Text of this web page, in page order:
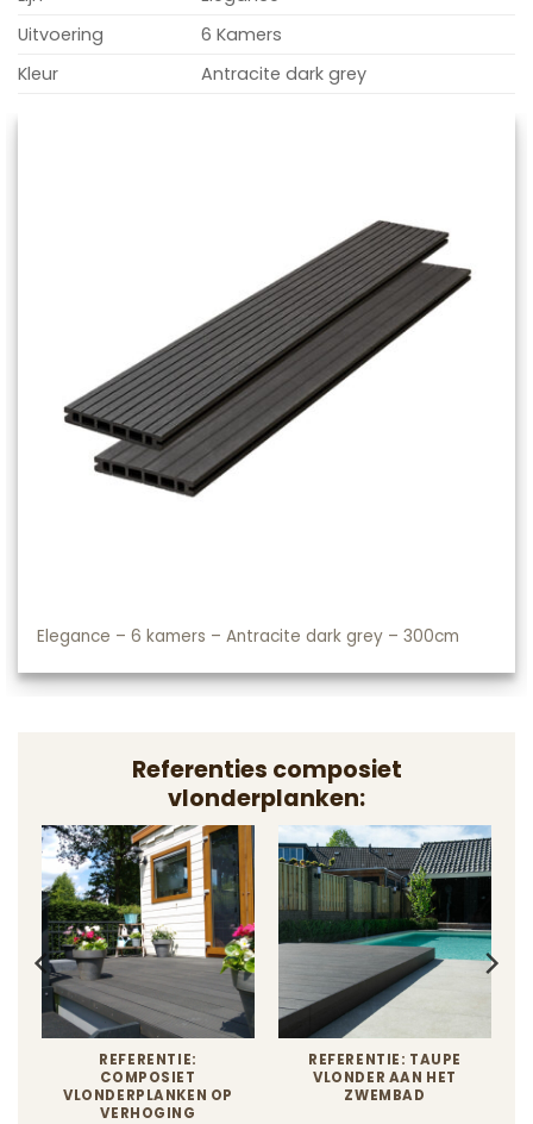
Uitvoering
6 Kamers
Kleur
Antracite dark grey
Elegance – 6 kamers – Antracite dark grey – 300cm
Referenties composiet
vlonderplanken:
REFERENTIE:
COMPOSIET
VLONDERPLANKEN OP
VERHOGING
REFERENTIE: TAUPE
VLONDER AAN HET
ZWEMBAD